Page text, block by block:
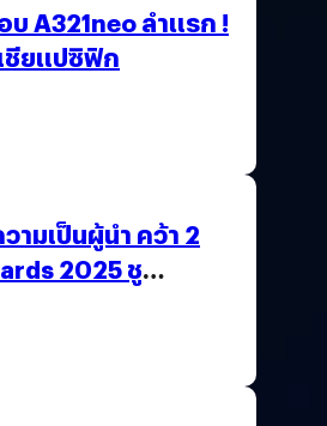
A321neo ลำแรก !
ชียแปซิฟิก
ามเป็นผู้นำ คว้า 2
2025 ชู
ยั่งยืน